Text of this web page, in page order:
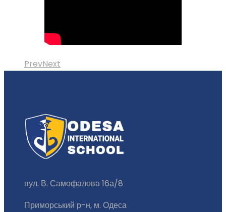
PrevNext
вул. В. Самофалова 16а/8
Приморський р-н, м. Одеса